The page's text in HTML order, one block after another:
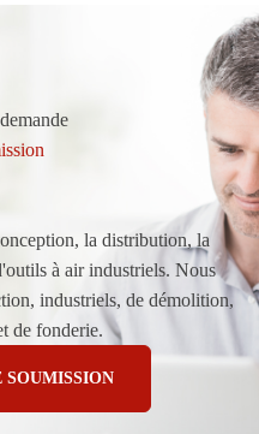
la distribution, la
à air industriels. Nous
industriels, de démolition,
de fonderie.
SOUMISSION